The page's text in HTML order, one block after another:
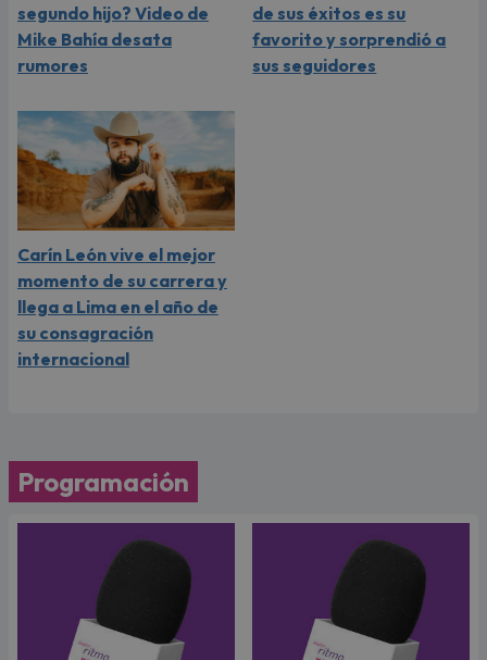
segundo hijo? Video de
Mike Bahía desata
rumores
de sus éxitos es su
favorito y sorprendió a
sus seguidores
Carín León vive el mejor
momento de su carrera y
llega a Lima en el año de
su consagración
internacional
Programación